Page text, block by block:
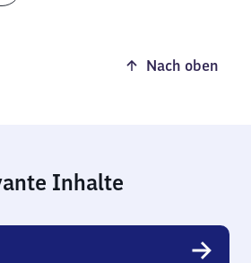
Nach oben
Inhalte